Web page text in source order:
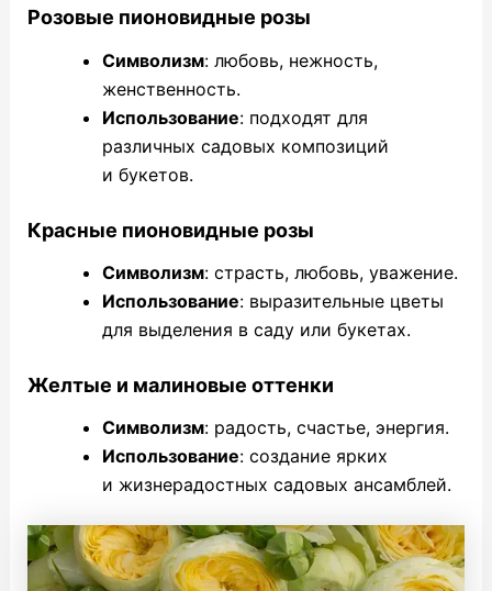
Розовые пионовидные розы
Символизм: любовь, нежность,
женственность.
Использование: подходят для
различных садовых композиций
и букетов.
Красные пионовидные розы
Символизм: страсть, любовь, уважение.
Использование: выразительные цветы
для выделения в саду или букетах.
Желтые и малиновые оттенки
Символизм: радость, счастье, энергия.
Использование: создание ярких
и жизнерадостных садовых ансамблей.